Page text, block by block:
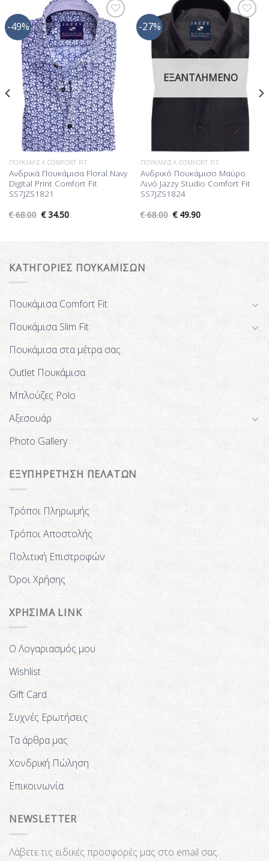
-49%
Προσθήκη
στη Λίστα
Επιθυμίας
ΠΟΥΚΆΜΙΣΑ COMFORT FIT
Ανδρικά Πουκάμισα Floral Navy
Digital Print Comfort Fit
SS7JZS1821
€68.00 €34.50
-27%
Προσθήκη
στη Λίστα
Επιθυμίας
ΕΞΑΝΤΛΗΜΈΝΟ
ΠΟΥΚΆΜΙΣΑ COMFORT FIT
Ανδρικό Πουκάμισο Μαύρο
Λινό Jazzy Studio Comfort Fit
SS7JZS1824
€68.00 €49.90
ΚΑΤΗΓΟΡΙΕΣ ΠΟΥΚΑΜΙΣΩΝ
Πουκάμισα Comfort Fit
Πουκάμισα Slim Fit
Πουκάμισα στα μέτρα σας
Outlet Πουκάμισα
Μπλούζες Polo
Αξεσουάρ
Photo Gallery
ΕΞΥΠΗΡΕΤΗΣΗ ΠΕΛΑΤΩΝ
Τρόποι Πληρωμής
Τρόποι Αποστολής
Πολιτική Επιστροφών
Όροι Χρήσης
ΧΡΗΣΙΜΑ LINK
Ο Λογαριασμός μου
Wishlist
Gift Card
Συχνές Ερωτήσεις
Τα άρθρα μας
Χονδρική Πώληση
Επικοινωνία
NEWSLETTER
Λάβετε τις ειδικές προσφορές μας στο email σας.